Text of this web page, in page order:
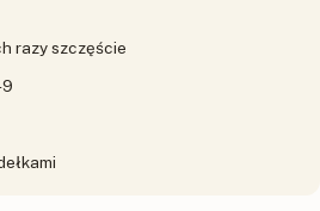
razy szczęście